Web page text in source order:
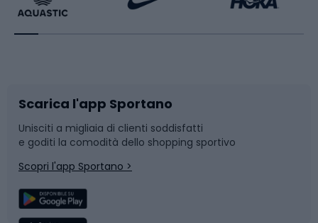
Bikepacking
Bushcraft
Corsa
Sport di squadra
Sport con le racchette
Slitte e slittini
Snowboard
Camminata nordica
Scarica l'app Sportano
Unisciti a migliaia di clienti soddisfatti
e goditi la comodità dello shopping sportivo
Scopri l'app Sportano >